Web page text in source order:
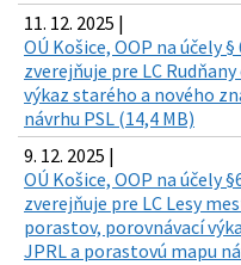
11. 12. 2025 |
OÚ Košice, OOP na účely
zverejňuje pre LC
výkaz starého a nového
návrhu PSL (14,4 MB)
9. 12. 2025 |
OÚ Košice, OOP na účely
zverejňuje pre LC Lesy
porastov, porovnávací
JPRL a porastovú mapu